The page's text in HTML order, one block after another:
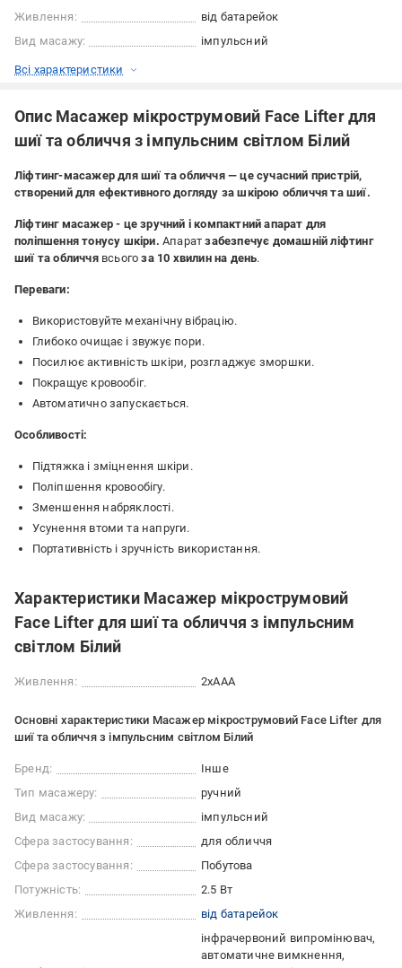
Живлення:
від батарейок
Вид масажу:
імпульсний
Всі характеристики
Опис Масажер мікрострумовий Face Lifter для
шиї та обличчя з імпульсним світлом Білий
Ліфтинг-масажер для шиї та обличчя — це сучасний пристрій,
створений для ефективного догляду за шкірою обличчя та шиї.
Ліфтинг масажер - це зручний і компактний апарат для
поліпшення тонусу шкіри. Апаратзабезпечує домашній ліфтинг
шиї та обличчявсьогоза 10 хвилин на день.
Переваги:
Використовуйте механічну вібрацію.
Глибоко очищає і звужує пори.
Посилює активність шкіри, розгладжує зморшки.
Покращує кровообіг.
Автоматично запускається.
Особливості:
Підтяжка і зміцнення шкіри.
Поліпшення кровообігу.
Зменшення набряклості.
Усунення втоми та напруги.
Портативність і зручність використання.
Характеристики Масажер мікрострумовий
Face Lifter для шиї та обличчя з імпульсним
світлом Білий
Живлення: 2xAAA
Основні характеристики Масажер мікрострумовий Face Lifter для
шиї та обличчя з імпульсним світлом Білий
Бренд:
Інше
Тип масажеру:
ручний
Вид масажу:
імпульсний
Сфера застосування:
для обличчя
Сфера застосування:
Побутова
Потужність:
2.5 Вт
Живлення:
від батарейок
інфрачервоний випромінювач
автоматичне вимкнення